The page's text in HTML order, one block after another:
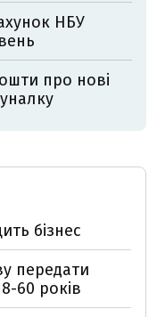
НБУ
про нові
бізнес
передати
60 років